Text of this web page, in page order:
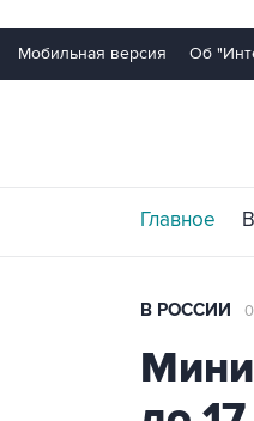
Мобильная версия Об
Главное
В РОССИИ